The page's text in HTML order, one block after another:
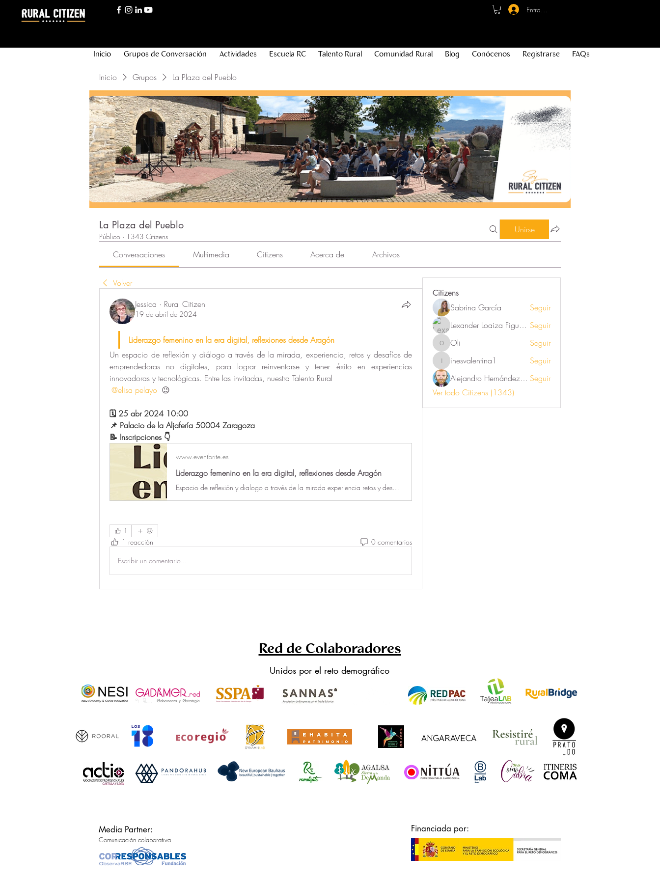
Entrar - Registro
Inicio Grupos de Conversación Actividades Escuela RC Talento Rural Comunidad Rural Blog Conócenos Registrarse FAQs
Inicio Grupos La Plaza del Pueblo
La Plaza del Pueblo
Público · 1343 Citizens
Unirse
Conversaciones Multimedia Citizens Acerca de Archivos
Volver
Jessica · Rural Citizen
19 de abril de 2024
Liderazgo femenino en la era digital, reflexiones desde Aragón
Un espacio de reflexión y diálogo a través de la mirada, experiencia, retos y desafíos de
emprendedoras no digitales, para lograr reinventarse y tener éxito en experiencias
innovadoras y tecnológicas. Entre las invitadas, nuestra Talento Rural
@elisa pelayo 😉
🗓️ 25 abr 2024 10:00
📌 Palacio de la Aljafería 50004 Zaragoza
📝 Inscripciones 👇
www.eventbrite.es
Liderazgo femenino en la era digital, reflexiones desde Aragón
1
1 reacción 0 comentarios
Escribir un comentario...
Citizens
Sabrina García
Seguir
Lexander Loaiza Figueroa Seguir
Oli Oli Seguir
inesvalentina1
inesvalentina1
Seguir
Alejandro Hernández Renner Seguir
Ver todo Citizens (1343)
Red de Colaboradores
Unidos por el reto demográfico
Media Partner:
Comunicación colaborativa
Financiada por: